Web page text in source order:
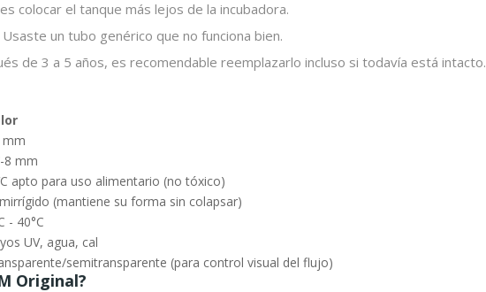
colocar el tanque más lejos de la incubadora.
Usaste un tubo genérico que no funciona bien.
de 3 a 5 años, es recomendable reemplazarlo incluso si todavía está intacto.
mm
8 mm
apto para uso alimentario (no tóxico)
(mantiene su forma sin colapsar)
- 40°C
UV, agua, cal
semitransparente (para control visual del flujo)
Original?